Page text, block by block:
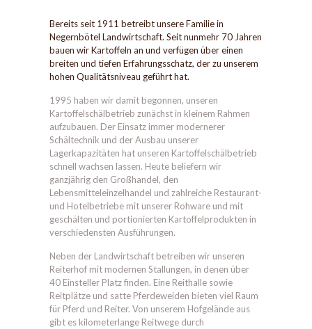
Bereits seit 1911 betreibt unsere Familie in
Negernbötel Landwirtschaft. Seit nunmehr 70 Jahren
bauen wir Kartoffeln an und verfügen über einen
breiten und tiefen Erfahrungsschatz, der zu unserem
hohen Qualitätsniveau geführt hat.
1995 haben wir damit begonnen, unseren
Kartoffelschälbetrieb zunächst in kleinem Rahmen
aufzubauen. Der Einsatz immer modernerer
Schältechnik und der Ausbau unserer
Lagerkapazitäten hat unseren Kartoffelschälbetrieb
schnell wachsen lassen. Heute beliefern wir
ganzjährig den Großhandel, den
Lebensmitteleinzelhandel und zahlreiche Restaurant-
und Hotelbetriebe mit unserer Rohware und mit
geschälten und portionierten Kartoffelprodukten in
verschiedensten Ausführungen.
Neben der Landwirtschaft betreiben wir unseren
Reiterhof mit modernen Stallungen, in denen über
40 Einsteller Platz finden. Eine Reithalle sowie
Reitplätze und satte Pferdeweiden bieten viel Raum
für Pferd und Reiter. Von unserem Hofgelände aus
gibt es kilometerlange Reitwege durch